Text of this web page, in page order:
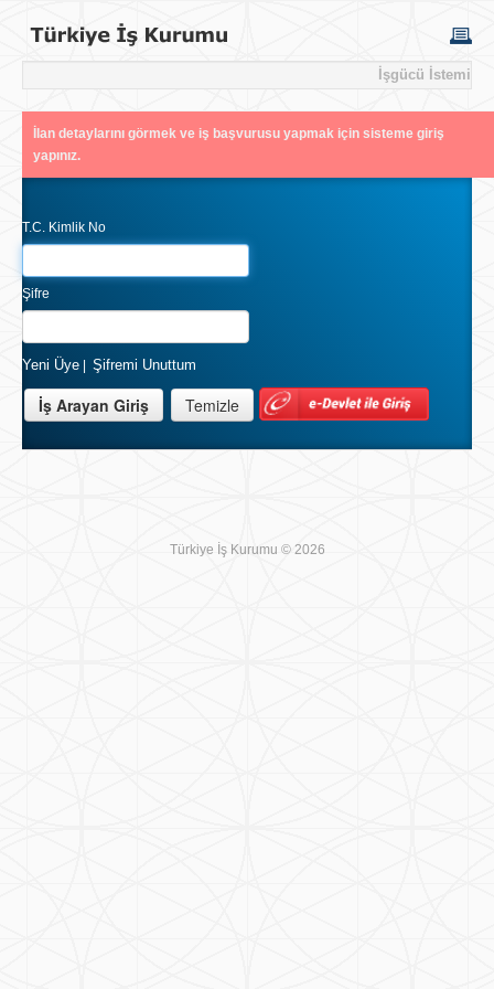
İşgücü İstemi
İlan detaylarını görmek ve iş başvurusu yapmak için sisteme giriş
yapınız.
T.C. Kimlik No
Şifre
Yeni Üye Şifremi Unuttum
Türkiye İş Kurumu © 2026